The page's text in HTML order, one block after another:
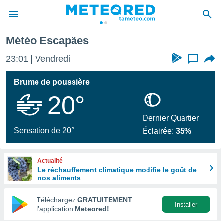
de
en
Météo Escapães
23:01 Vendredi ...
Brume de poussière
20°
Sensation de 20°
Dernier Quartier
Éclairée:35%
Actualité
Le réchauffement climatique modifie le goût de
nos aliments
Téléchargez GRATUITEMENT
l’application Meteored!
Installer